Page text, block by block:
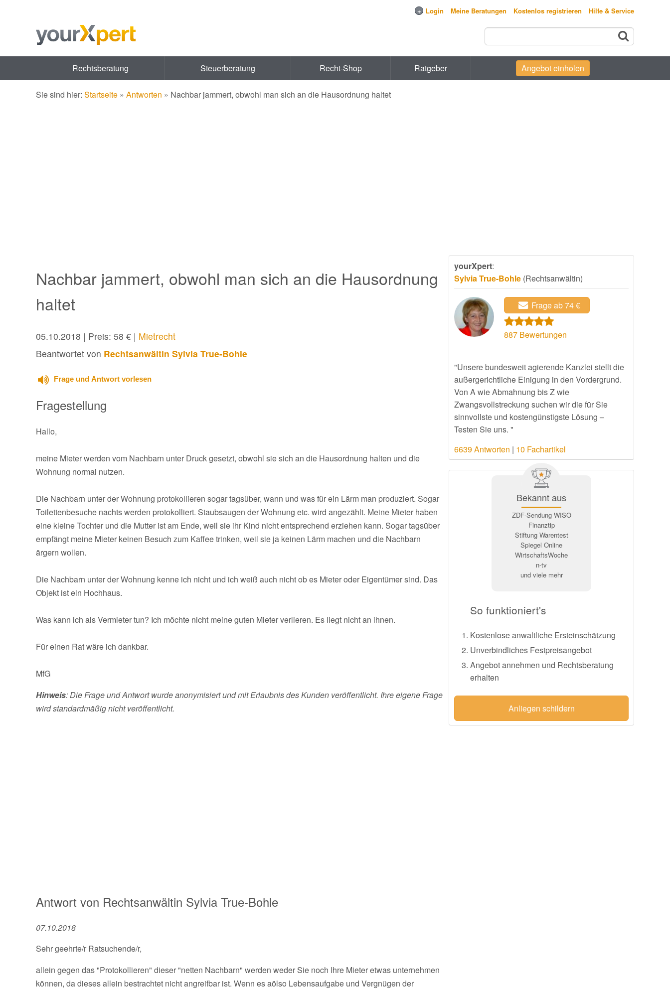
+ Login Meine Beratungen Kostenlos registrieren Hilfe & Service
Rechtsberatung Steuerberatung Recht-Shop Ratgeber Angebot einholen
Sie sind hier: Startseite » Antworten » Nachbar jammert, obwohl man sich an die Hausordnung haltet
Nachbar jammert, obwohl man sich an die Hausordnung
haltet
05.10.2018 | Preis: 58 € | Mietrecht
Beantwortet von Rechtsanwältin Sylvia True-Bohle
Frage und Antwort vorlesen
Fragestellung
Hallo,
meine Mieter werden vom Nachbarn unter Druck gesetzt, obwohl sie sich an die Hausordnung halten und die
Wohnung normal nutzen.
Die Nachbarn unter der Wohnung protokollieren sogar tagsüber, wann und was für ein Lärm man produziert. Sogar
Toilettenbesuche nachts werden protokolliert. Staubsaugen der Wohnung etc. wird angezählt. Meine Mieter haben
eine kleine Tochter und die Mutter ist am Ende, weil sie ihr Kind nicht entsprechend erziehen kann. Sogar tagsüber
empfängt meine Mieter keinen Besuch zum Kaffee trinken, weil sie ja keinen Lärm machen und die Nachbarn
ärgern wollen.
Die Nachbarn unter der Wohnung kenne ich nicht und ich weiß auch nicht ob es Mieter oder Eigentümer sind. Das
Objekt ist ein Hochhaus.
Was kann ich als Vermieter tun? Ich möchte nicht meine guten Mieter verlieren. Es liegt nicht an ihnen.
Für einen Rat wäre ich dankbar.
MfG
Hinweis: Die Frage und Antwort wurde anonymisiert und mit Erlaubnis des Kunden veröffentlicht. Ihre eigene Frage
wird standardmäßig nicht veröffentlicht.
Antwort von Rechtsanwältin Sylvia True-Bohle
07.10.2018
Sehr geehrte/r Ratsuchende/r,
allein gegen das "Protokollieren" dieser "netten Nachbarn" werden weder Sie noch Ihre Mieter etwas unternehmen
können, da dieses allein bestrachtet nicht angreifbar ist. Wenn es aölso Lebensaufgabe und Vergnügen der
yourXpert:
Sylvia True-Bohle (Rechtsanwältin)
Frage ab 74 €
887 Bewertungen
"Unsere bundesweit agierende Kanzlei stellt die
außergerichtliche Einigung in den Vordergrund.
Von A wie Abmahnung bis Z wie
Zwangsvollstreckung suchen wir die für Sie
sinnvollste und kostengünstigste Lösung –
Testen Sie uns. "
6639 Antworten | 10 Fachartikel
Bekannt aus
ZDF-Sendung WISO
Finanztip
Stiftung Warentest
Spiegel Online
WirtschaftsWoche
n-tv
und viele mehr
So funktioniert's
Kostenlose anwaltliche Ersteinschätzung
Unverbindliches Festpreisangebot
Angebot annehmen und Rechtsberatung
erhalten
Anliegen schildern